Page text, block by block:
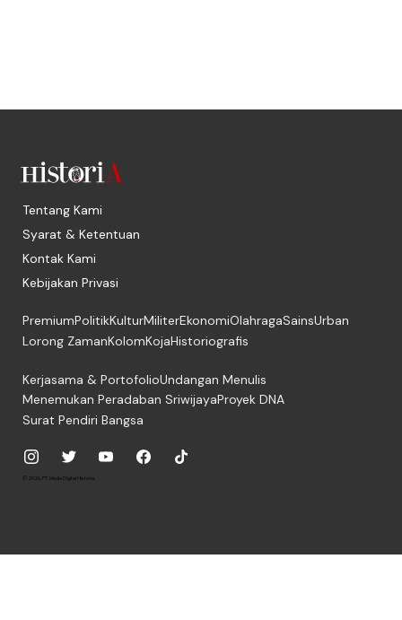
Tentang Kami
Syarat & Ketentuan
Kontak Kami
Kebijakan Privasi
PremiumPolitikKulturMiliterEkonomiOlahragaSainsUrban
Lorong ZamanKolomKojaHistoriografis
Kerjasama & PortofolioUndangan Menulis
Menemukan Peradaban SriwijayaProyek DNA
Surat Pendiri Bangsa
© 2026, PT. Media Digital Historia.